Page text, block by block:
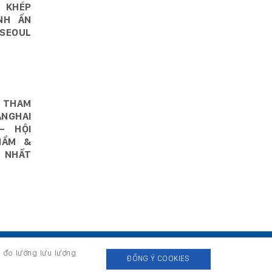
KHÉP
ẤN
HỘI
&
đo lường lưu lượng
ĐỒNG Ý COOKIES